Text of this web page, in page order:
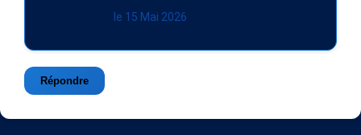
le 15 Mai 2026
Répondre